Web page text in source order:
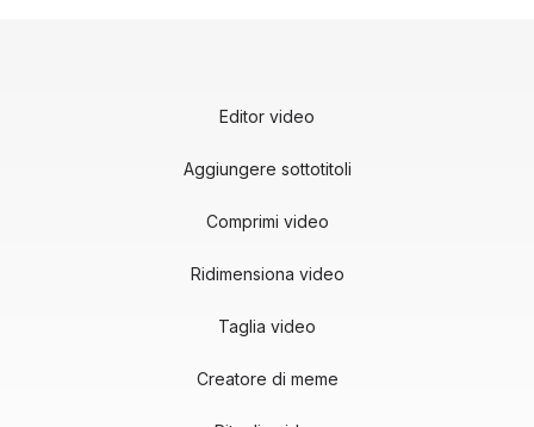
Editor video
Aggiungere sottotitoli
Comprimi video
Ridimensiona video
Taglia video
Creatore di meme